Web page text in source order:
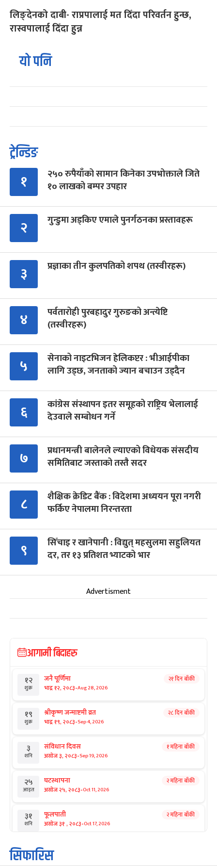
लिङ्देनको दाबी- राप्रपालाई मत दिँदा परिवर्तन हुन्छ,
रास्वपालाई दिँदा हुन्न
यो पनि
ट्रेन्डिङ
१
२५० रुपैयाँको सामान किनेका उपभोक्ताले जिते
१० लाखको बम्पर उपहार
२ गुन्डुमा अड्किए एमाले पुनर्गठनका प्रस्तावहरू
३ प्रज्ञाका तीन कुलपतिको शपथ (तस्वीरहरू)
४
पर्वतारोही पुरबहादुर गुरुङको अन्त्येष्टि
(तस्वीरहरू)
५
सेनाको नाइटभिजन हेलिकप्टर : भीआईपीका
लागि उड्छ, जनताको ज्यान बचाउन उड्दैन
६
कांग्रेस संस्थापन इतर समूहको राष्ट्रिय भेलालाई
देउवाले सम्बोधन गर्ने
७
प्रधानमन्त्री बालेनले ल्याएको विधेयक संसदीय
समितिबाट जस्ताको तस्तै सदर
८
शैक्षिक क्रेडिट बैंक : विदेशमा अध्ययन पूरा नगरी
फर्किए नेपालमा निरन्तरता
९
सिँचाइ र खानेपानी : विद्युत् महसुलमा सहुलियत
दर, तर १३ प्रतिशत भ्याटको भार
Advertisment
आगामी बिदाहरु
१२
शुक्र
जनै पूर्णिमा
भाद्र १२, २०८३-Aug 28, 2026
२१ दिन बाँकी
१९
शुक्र
श्रीकृष्ण जन्माष्टमी व्रत
भाद्र १९, २०८३-Sep 4, 2026
२८ दिन बाँकी
३
शनि
संविधान दिवस
असोज ३, २०८३-Sep 19, 2026
१ महिना बाँकी
२५
आइत
घटस्थापना
असोज २५, २०८३-Oct 11, 2026
२ महिना बाँकी
३१
शनि
फूलपाती
असोज ३१ , २०८३-Oct 17, 2026
२ महिना बाँकी
१
आइत
कार्तिक सङ्क्रान्ति
कार्तिक १, २०८३
सिफारिस